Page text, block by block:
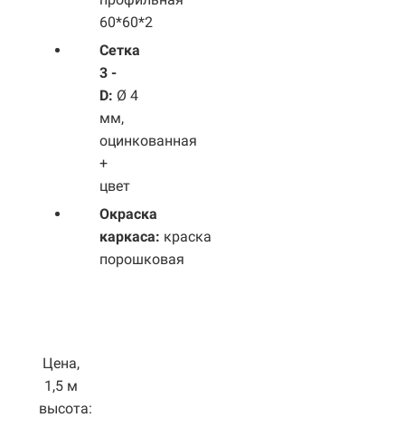
60*60*2
Сетка
3 -
D: Ø 4
мм,
оцинкованная
+
цвет
Окраска
каркаса: краска
порошковая
Цена,
1,5 м
высота: